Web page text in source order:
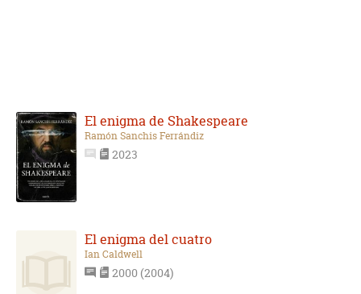
El enigma de Shakespeare
Ramón Sanchis Ferrándiz
2023
El enigma del cuatro
Ian Caldwell
2000 (2004)